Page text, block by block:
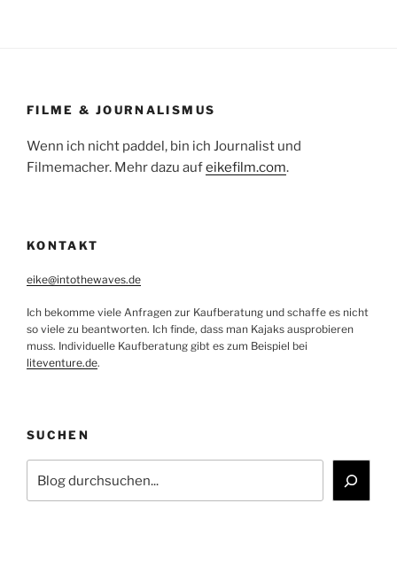
FILME & JOURNALISMUS
Wenn ich nicht paddel, bin ich Journalist und
Filmemacher. Mehr dazu aufeikefilm.com.
KONTAKT
eike@intothewaves.de
Ich bekomme viele Anfragen zur Kaufberatung und schaffe es nicht
so viele zu beantworten. Ich finde, dass man Kajaks ausprobieren
muss. Individuelle Kaufberatung gibt es zum Beispiel bei
liteventure.de.
SUCHEN